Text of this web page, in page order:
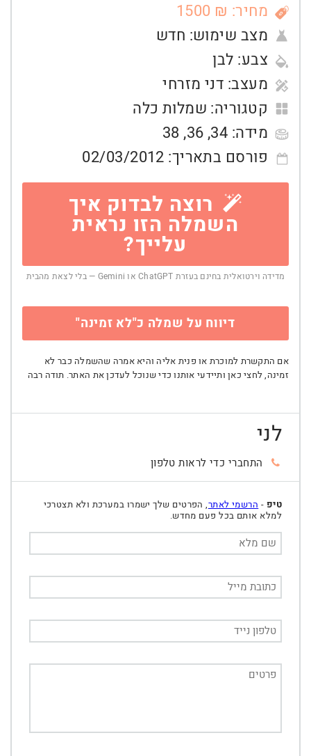
מחיר: ₪ 1500
מצב שימוש: חדש
צבע: לבן
מעצב: דני מזרחי
קטגוריה: שמלות כלה
מידה: 34
,
36
,
38
פורסם בתאריך: 02/03/2012
רוצה לבדוק איך
השמלה הזו נראית
עלייך?
מדידה וירטואלית בחינם בעזרת ChatGPT או Gemini — בלי לצאת מהבית
דיווח על שמלה כ"לא זמינה"
אם התקשרת למוכרת או פנית אליה והיא אמרה שהשמלה כבר לא
זמינה, לחצי כאן ותיידעי אותנו כדי שנוכל לעדכן את האתר. תודה רבה
לני
התחברי כדי לראות טלפון
טיפ - הרשמי לאתר, הפרטים שלך ישמרו במערכת ולא תצטרכי
למלא אותם בכל פעם מחדש.